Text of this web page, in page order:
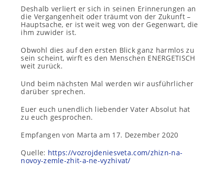
Deshalb verliert er sich in seinen Erinnerungen an
die Vergangenheit oder träumt von der Zukunft –
Hauptsache, er ist weit weg von der Gegenwart, die
ihm zuwider ist.
Obwohl dies auf den ersten Blick ganz harmlos zu
sein scheint, wirft es den Menschen ENERGETISCH
weit zurück.
Und beim nächsten Mal werden wir ausführlicher
darüber sprechen.
Euer euch unendlich liebender Vater Absolut hat
zu euch gesprochen.
Empfangen von Marta am 17. Dezember 2020
Quelle: https://vozrojdeniesveta.com/zhizn-na-
novoy-zemle-zhit-a-ne-vyzhivat/